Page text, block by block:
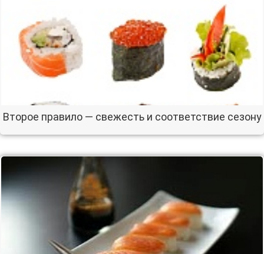
Второе правило — свежесть и соответствие сезону